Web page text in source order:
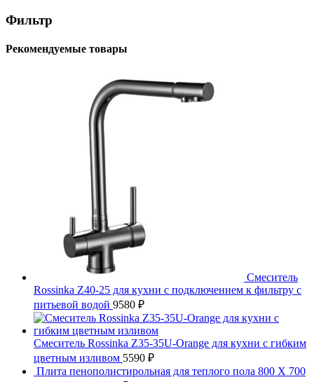
Фильтр
Рекомендуемые товары
Смеситель
Rossinka Z40-25 для кухни с подключением к фильтру с
питьевой водой 9580 ₽
Смеситель Rossinka Z35-35U-Orange для кухни с гибким
цветным изливом 5590 ₽
Плита пенополистирольная для теплого пола 800 X 700